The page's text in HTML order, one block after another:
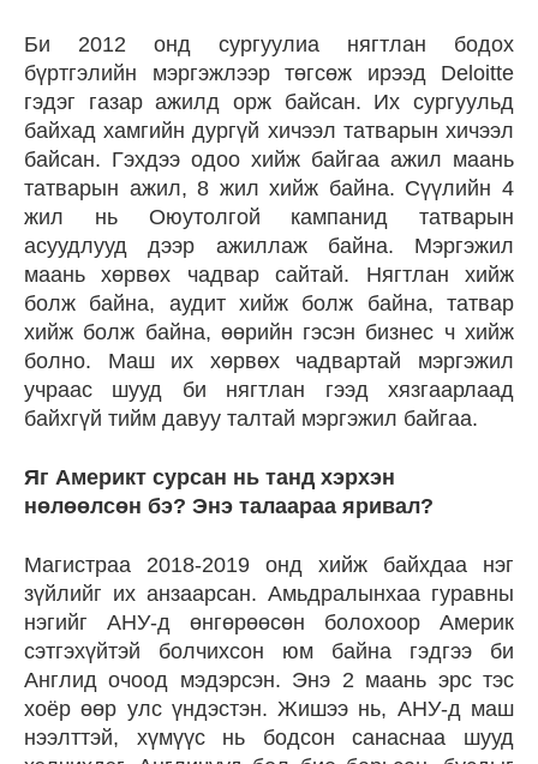
Би 2012 онд сургуулиа нягтлан бодох
бүртгэлийн мэргэжлээр төгсөж ирээд Deloitte
гэдэг газар ажилд орж байсан. Их сургуульд
байхад хамгийн дургүй хичээл татварын хичээл
байсан. Гэхдээ одоо хийж байгаа ажил маань
татварын ажил, 8 жил хийж байна. Сүүлийн 4
жил нь Оюутолгой кампанид татварын
асуудлууд дээр ажиллаж байна. Мэргэжил
маань хөрвөх чадвар сайтай. Нягтлан хийж
болж байна, аудит хийж болж байна, татвар
хийж болж байна, өөрийн гэсэн бизнес ч хийж
болно. Маш их хөрвөх чадвартай мэргэжил
учраас шууд би нягтлан гээд хязгаарлаад
байхгүй тийм давуу талтай мэргэжил байгаа.
Яг Америкт сурсан нь танд хэрхэн
нөлөөлсөн бэ? Энэ талаараа яривал?
Магистраа 2018-2019 онд хийж байхдаа нэг
зүйлийг их анзаарсан. Амьдралынхаа гуравны
нэгийг АНУ-д өнгөрөөсөн болохоор Америк
сэтгэхүйтэй болчихсон юм байна гэдгээ би
Англид очоод мэдэрсэн. Энэ 2 маань эрс тэс
хоёр өөр улс үндэстэн. Жишээ нь, АНУ-д маш
нээлттэй, хүмүүс нь бодсон санаснаа шууд